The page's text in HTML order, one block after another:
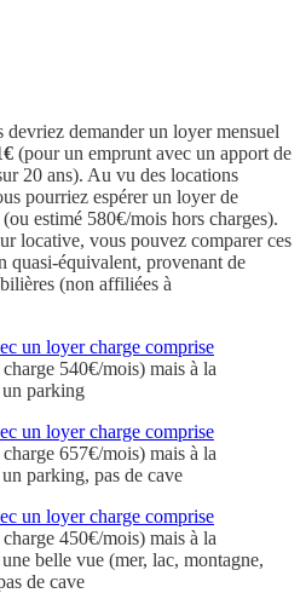
demander un loyer mensuel
(pour un emprunt avec un apport de
20 ans). Au vu des locations
pourriez espérer un loyer de
estimé 580€/mois hors charges).
locative, vous pouvez comparer ces
quasi-équivalent, provenant de
(non affiliées à
un loyer charge comprise
540€/mois) mais à la
parking
un loyer charge comprise
657€/mois) mais à la
parking, pas de cave
un loyer charge comprise
450€/mois) mais à la
belle vue (mer, lac, montagne,
de cave